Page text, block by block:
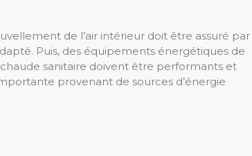
de l’air intérieur doit être assuré par
Puis, des équipements énergétiques de
sanitaire doivent être performants et
provenant de sources d’énergie